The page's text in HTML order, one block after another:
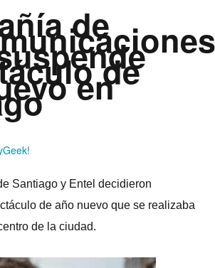
de
de
en
Santiago y Entel decidieron
de año nuevo que se realizaba
de la ciudad.